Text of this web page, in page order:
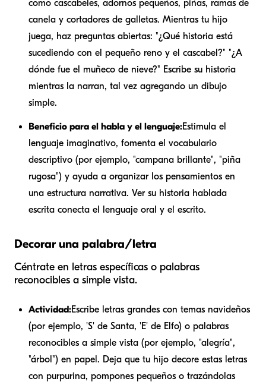
como cascabeles, adornos pequeños, piñas, ramas de
canela y cortadores de galletas. Mientras tu hijo
juega, haz preguntas abiertas: "¿Qué historia está
sucediendo con el pequeño reno y el cascabel?" "¿A
dónde fue el muñeco de nieve?" Escribe su historia
mientras la narran, tal vez agregando un dibujo
simple.
Beneficio para el habla y el lenguaje:Estimula el
lenguaje imaginativo, fomenta el vocabulario
descriptivo (por ejemplo, "campana brillante", "piña
rugosa") y ayuda a organizar los pensamientos en
una estructura narrativa. Ver su historia hablada
escrita conecta el lenguaje oral y el escrito.
Decorar una palabra/letra
Céntrate en letras específicas o palabras
reconocibles a simple vista.
Actividad:Escribe letras grandes con temas navideños
(por ejemplo, 'S' de Santa, 'E' de Elfo) o palabras
reconocibles a simple vista (por ejemplo, "alegría",
"árbol") en papel. Deja que tu hijo decore estas letras
con purpurina, pompones pequeños o trazándolas